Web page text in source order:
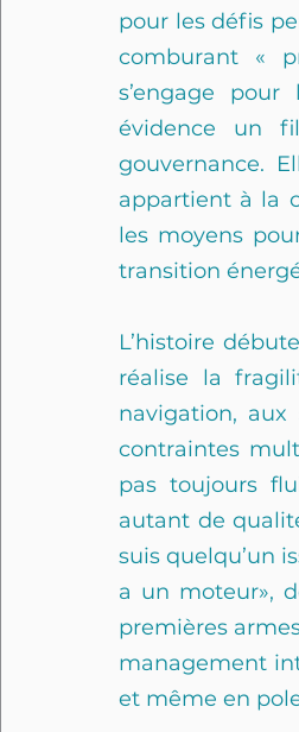
pour les défis
comburant «
s’engage
évidence un
gouvernance.
appartient à la
les moyens
transition
L’histoire
réalise la
navigation, aux
contraintes
pas toujours
autant de
suis quelqu’un
a un moteur»,
premières
management
et même en